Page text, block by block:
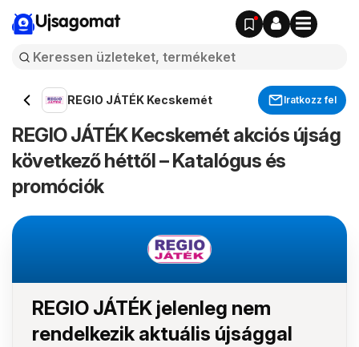
Ujsagomat
REGIO JÁTÉK Kecskemét Iratkozz fel
REGIO JÁTÉK Kecskemét akciós újság
következő héttől – Katalógus és
promóciók
REGIO JÁTÉK jelenleg nem
rendelkezik aktuális újsággal